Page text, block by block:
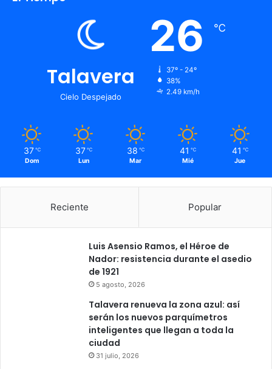
Talavera
Cielo Despejado
26 ℃
37º - 24º
38%
2.49 km/h
37 ℃
Dom
37 ℃
Lun
38 ℃
Mar
41 ℃
Mié
41 ℃
Jue
Reciente Popular
Luis Asensio Ramos, el Héroe de
Nador: resistencia durante el asedio
de 1921
5 agosto, 2026
Talavera renueva la zona azul: así
serán los nuevos parquímetros
inteligentes que llegan a toda la
ciudad
31 julio, 2026